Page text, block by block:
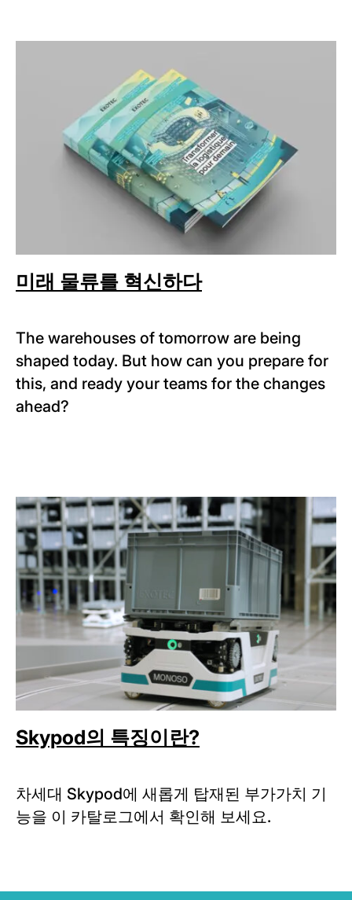
미래 물류를 혁신하다
The warehouses of tomorrow are being
shaped today. But how can you prepare for
this, and ready your teams for the changes
ahead?
Skypod의 특징이란?
차세대 Skypod에 새롭게 탑재된 부가가치 기
능을 이 카탈로그에서 확인해 보세요.